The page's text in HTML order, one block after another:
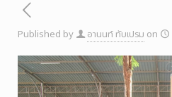
Published by อานนท์ ทับเปรม on